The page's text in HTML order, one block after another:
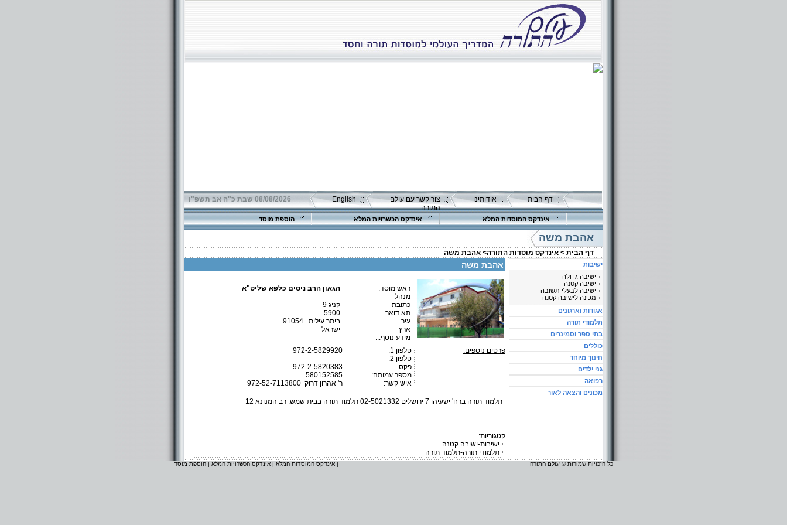
דף הבית אודותינו
צור קשר עם עולם
התורה
English 08/08/2026 שבת כ"ה אב תשפ"ו
אינדקס המוסדות המלא אינדקס הכשרויות המלא הוספת מוסד
אהבת משה
דף הבית > אינדקס מוסדות התורה> אהבת משה
אהבת משה
ראש מוסד:
הגאון הרב ניסים כלפא שליט"א
מנהל
כתובת
קניג 9
תא דואר
5900
עיר
ביתר עילית 91054
ארץ
ישראל
מידע נוסף...
פרטים נוספים:
טלפון 1:
טלפון 2:
פקס
מספר עמותה:
איש קשר:
972-2-5829920
972-2-5820383
580152585
ר' אהרון דרוק 972-52-7113800
תלמוד תורה ברח' ישעיהו 7 ירושלים 02-5021332 תלמוד תורה בבית שמש: רב המנונא 12
קטגוריות:
ישיבות-ישיבה קטנה
תלמודי תורה-תלמוד תורה
ישיבות
ישיבה גדולה
ישיבה קטנה
ישיבה לבעלי תשובה
מכינה לישיבה קטנה
אגודות וארגונים
תלמודי תורה
בתי ספר וסמינרים
כוללים
חינוך מיוחד
גני ילדים
רפואה
מכונים והצאה לאור
כל הזכויות שמורות © עולם התורה אינדקס המוסדות המלא | אינדקס הכשרויות המלא | הוספת מוסד |